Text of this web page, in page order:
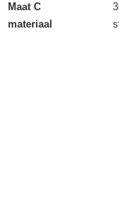
Maat C
materiaal